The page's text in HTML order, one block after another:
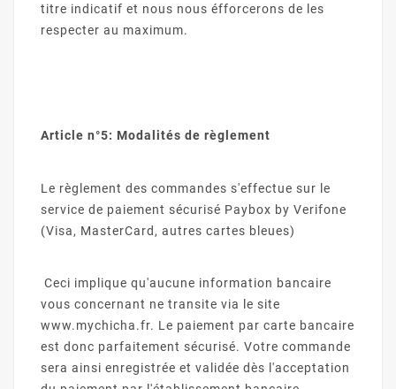
titre indicatif et nous nous éfforcerons de les
respecter au maximum.
Article n°5: Modalités de règlement
Le règlement des commandes s'effectue sur le
service de paiement sécurisé Paybox by Verifone
(Visa, MasterCard, autres cartes bleues)
Ceci implique qu'aucune information bancaire
vous concernant ne transite via le site
www.mychicha.fr. Le paiement par carte bancaire
est donc parfaitement sécurisé. Votre commande
sera ainsi enregistrée et validée dès l'acceptation